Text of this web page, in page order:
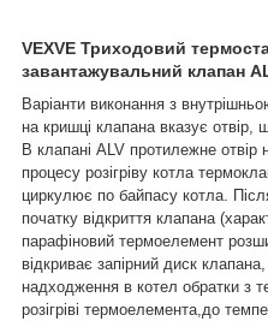
VEXVE Триходовий
завантажувальний клапан
Варіанти виконання з
на кришці клапана вказує
В клапані ALV протилежне
процесу розігріву котла
циркулює по байпасу котла.
початку відкриття клапана
парафіновий термоелемент
відкриває запірний диск
надходження в котел обратки з
розігріві термоелемента,до